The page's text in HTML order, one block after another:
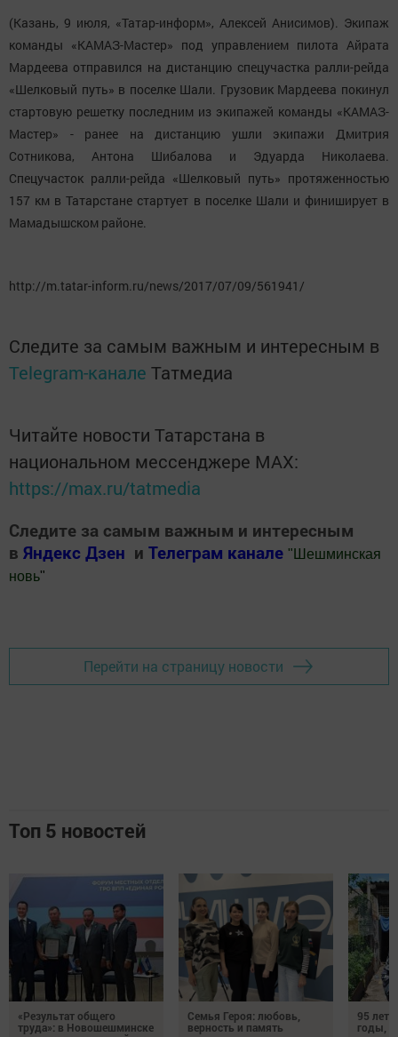
(Казань, 9 июля, «Татар-информ», Алексей Анисимов). Экипаж
команды «КАМАЗ-Мастер» под управлением пилота Айрата
Мардеева отправился на дистанцию спецучастка ралли-рейда
«Шелковый путь» в поселке Шали. Грузовик Мардеева покинул
стартовую решетку последним из экипажей команды «КАМАЗ-
Мастер» - ранее на дистанцию ушли экипажи Дмитрия
Сотникова, Антона Шибалова и Эдуарда Николаева.
Спецучасток ралли-рейда «Шелковый путь» протяженностью
157 км в Татарстане стартует в поселке Шали и финиширует в
Мамадышском районе.
http://m.tatar-inform.ru/news/2017/07/09/561941/
Следите за самым важным и интересным в
Telegram-канале Татмедиа
Читайте новости Татарстана в
национальном мессенджере MАХ:
https://max.ru/tatmedia
Следите за самым важным и интересным
в Яндекс Дзен и Телеграм канале " Шешминская
новь"
Перейти на страницу новости
Топ 5 новостей
«Результат общего
труда»: в Новошешминске
Семья Героя: любовь,
верность и память
95 лет
годы,